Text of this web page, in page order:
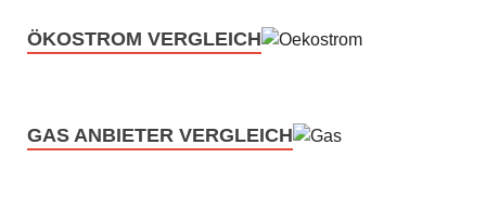
ÖKOSTROM VERGLEICH
GAS ANBIETER VERGLEICH